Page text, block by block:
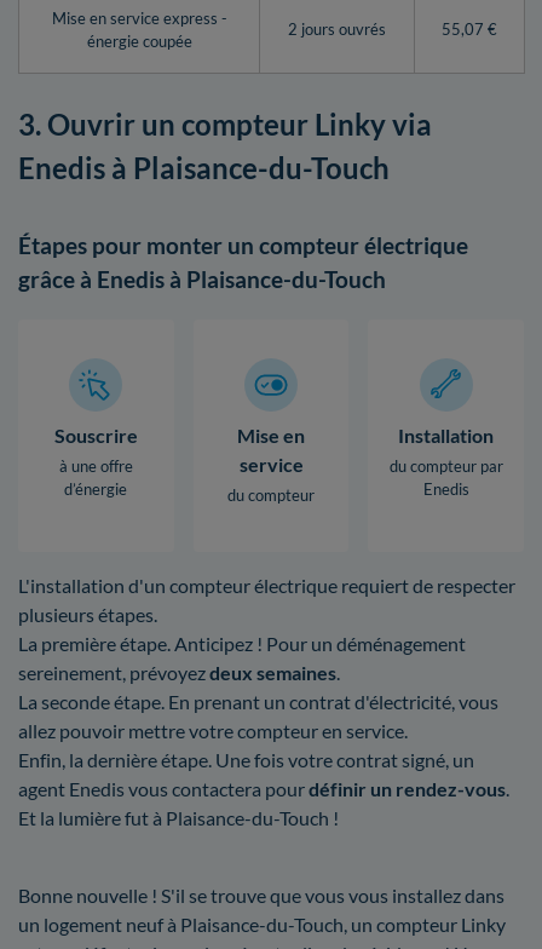
Mise en service express -
énergie coupée
2 jours ouvrés 55,07 €
3. Ouvrir un compteur Linky via
Enedis à Plaisance-du-Touch
Étapes pour monter un compteur électrique
grâce à Enedis à Plaisance-du-Touch
Souscrire
à une offre
d’énergie
Mise en
service
du compteur
Installation
du compteur par
Enedis
L'installation d'un compteur électrique requiert de respecter
plusieurs étapes.
La première étape. Anticipez ! Pour un déménagement
sereinement, prévoyezdeux semaines.
La seconde étape. En prenant un contrat d'électricité, vous
allez pouvoir mettre votre compteur en service.
Enfin, la dernière étape. Une fois votre contrat signé, un
agent Enedis vous contactera pourdéfinir un rendez-vous.
Et la lumière fut à Plaisance-du-Touch !
Bonne nouvelle ! S'il se trouve que vous vous installez dans
un logement neuf à Plaisance-du-Touch, un compteur Linky